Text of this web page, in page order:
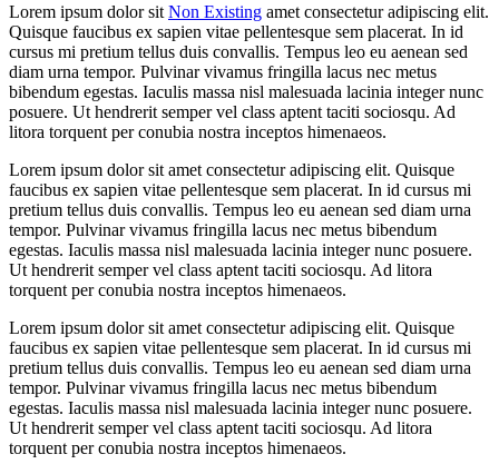
Lorem ipsum dolor sit Non Existing amet consectetur adipiscing elit.
Quisque faucibus ex sapien vitae pellentesque sem placerat. In id
cursus mi pretium tellus duis convallis. Tempus leo eu aenean sed
diam urna tempor. Pulvinar vivamus fringilla lacus nec metus
bibendum egestas. Iaculis massa nisl malesuada lacinia integer nunc
posuere. Ut hendrerit semper vel class aptent taciti sociosqu. Ad
litora torquent per conubia nostra inceptos himenaeos.
Lorem ipsum dolor sit amet consectetur adipiscing elit. Quisque
faucibus ex sapien vitae pellentesque sem placerat. In id cursus mi
pretium tellus duis convallis. Tempus leo eu aenean sed diam urna
tempor. Pulvinar vivamus fringilla lacus nec metus bibendum
egestas. Iaculis massa nisl malesuada lacinia integer nunc posuere.
Ut hendrerit semper vel class aptent taciti sociosqu. Ad litora
torquent per conubia nostra inceptos himenaeos.
Lorem ipsum dolor sit amet consectetur adipiscing elit. Quisque
faucibus ex sapien vitae pellentesque sem placerat. In id cursus mi
pretium tellus duis convallis. Tempus leo eu aenean sed diam urna
tempor. Pulvinar vivamus fringilla lacus nec metus bibendum
egestas. Iaculis massa nisl malesuada lacinia integer nunc posuere.
Ut hendrerit semper vel class aptent taciti sociosqu. Ad litora
torquent per conubia nostra inceptos himenaeos.